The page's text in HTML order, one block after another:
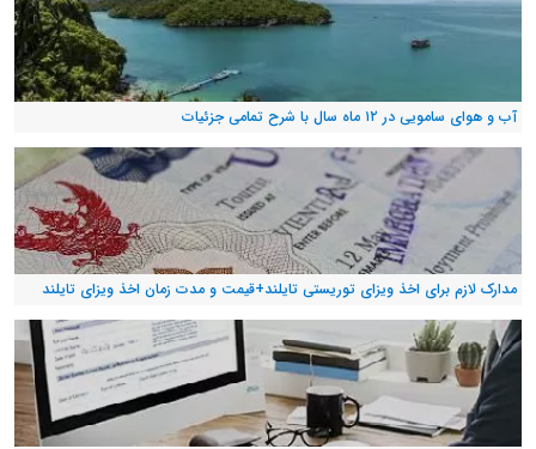
آب و هوای سامویی در ۱۲ ماه سال با شرح تمامی جزئیات
مدارک لازم برای اخذ ویزای توریستی تایلند+قیمت و مدت زمان اخذ ویزای تایلند